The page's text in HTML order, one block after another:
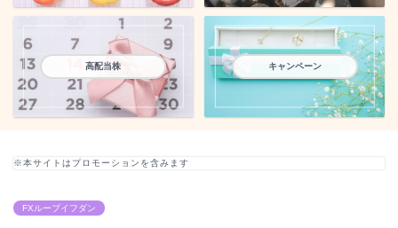
高配当株 キャンペーン
※本サイトはプロモーションを含みます
FXループイフダン